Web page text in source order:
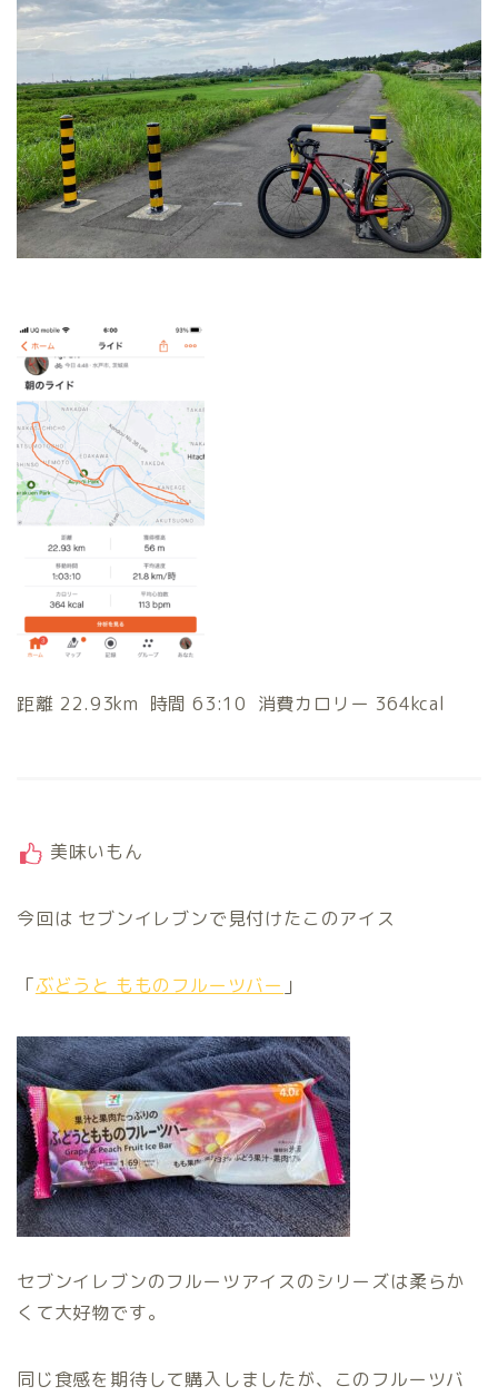
距離 22.93km 時間 63:10 消費カロリー 364kcal
美味いもん
今回は セブンイレブンで見付けたこのアイス
「ぶどうと もものフルーツバー 」
セブンイレブンのフルーツアイスのシリーズは柔らか
くて大好物です。
同じ食感を期待して購入しましたが、このフルーツバ